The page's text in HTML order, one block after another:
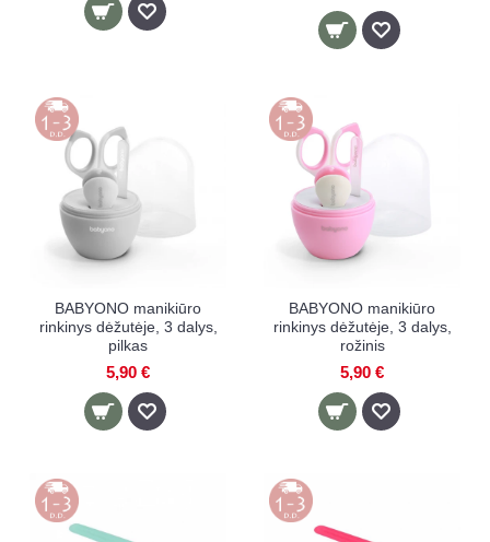
BABYONO manikiūro
rinkinys dėžutėje, 3 dalys,
pilkas
5,90 €
BABYONO manikiūro
rinkinys dėžutėje, 3 dalys,
rožinis
5,90 €